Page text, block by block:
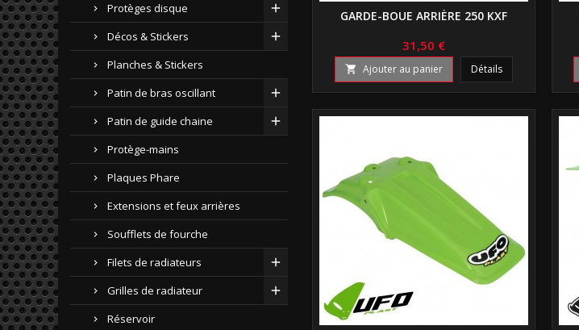
Protèges disque
Décos & Stickers
Planches & Stickers
Patin de bras oscillant
Patin de guide chaine
Protège-mains
Plaques Phare
Extensions et feux arrières
Soufflets de fourche
Filets de radiateurs
Grilles de radiateur
Réservoir
GARDE-BOUE ARRIÈRE 250 KXF
31,50 €
 Ajouter au panier Détails